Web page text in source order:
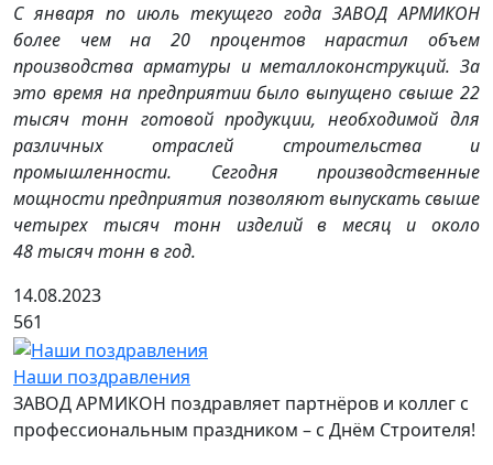
С января по июль текущего года ЗАВОД АРМИКОН
более чем на 20 процентов нарастил объем
производства арматуры и металлоконструкций. За
это время на предприятии было выпущено свыше 22
тысяч тонн готовой продукции, необходимой для
различных отраслей строительства и
промышленности. Сегодня производственные
мощности предприятия позволяют выпускать свыше
четырех тысяч тонн изделий в месяц и около
48 тысяч тонн в год.
14.08.2023
561
Наши поздравления
ЗАВОД АРМИКОН поздравляет партнёров и коллег с
профессиональным праздником – с Днём Строителя!